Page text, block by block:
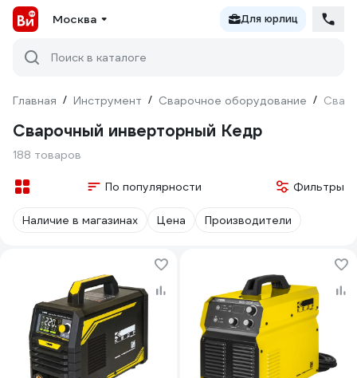
Москва Для юрлиц
Поиск в каталоге
Главная / Инструмент / Сварочное оборудование /
Сварочный инверторный Кедр
188 товаров
По популярности Фильтры
Наличие в магазинах Цена Производители